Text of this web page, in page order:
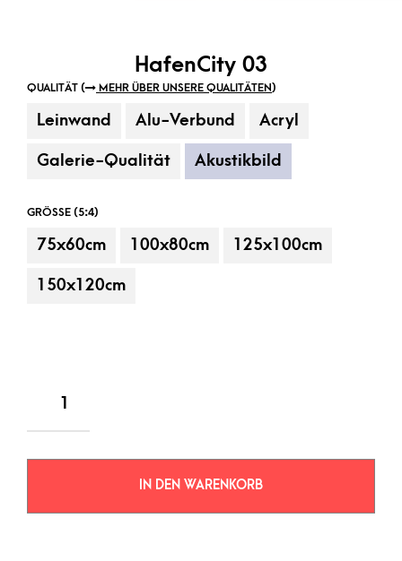
HafenCity 03
QUALITÄT ( MEHR ÜBER UNSERE QUALITÄTEN)
Leinwand Alu-Verbund Acryl
Galerie-Qualität Akustikbild
GRÖSSE (5:4)
75x60cm 100x80cm 125x100cm
150x120cm
IN DEN WARENKORB